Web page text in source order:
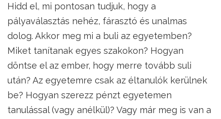
Hidd el, mi pontosan tudjuk, hogy a
pályaválasztás nehéz, fárasztó és unalmas
dolog. Akkor meg mi a buli az egyetemben?
Miket tanítanak egyes szakokon? Hogyan
döntse el az ember, hogy merre tovább suli
után? Az egyetemre csak az éltanulók kerülnek
be? Hogyan szerezz pénzt egyetemen
tanulással (vagy anélkül)? Vagy már meg is van a